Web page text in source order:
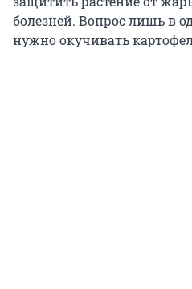
болезней. Вопрос лишь в
нужно окучивать